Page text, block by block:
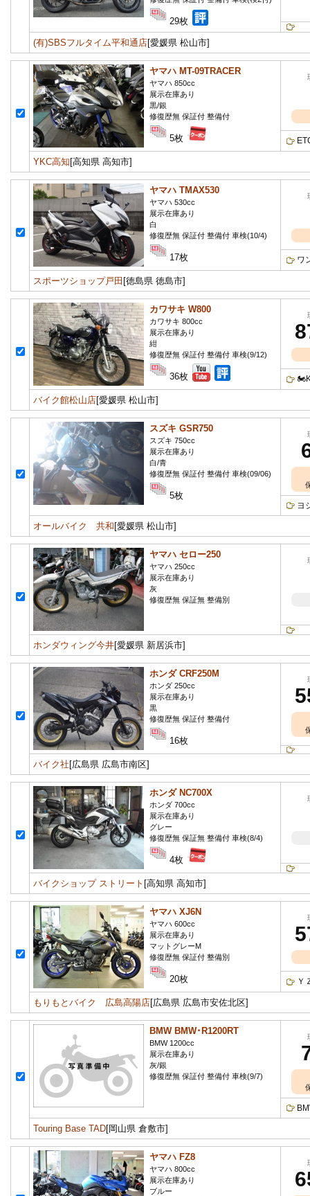
29枚
(有)SBSフルタイム平和通店[愛媛県 松山市]
ヤマハ MT-09TRACER
ヤマハ 850cc
展示在庫あり
黒/銀
修復歴無 保証付 整備付
5枚
YKC高知 [高知県 高知市]
ヤマハ TMAX530
ヤマハ 530cc
展示在庫あり
白
修復歴無 保証付 整備付 車検(10/4)
17枚 ワ
スポーツショップ戸田 [徳島県 徳島市]
カワサキ W800
カワサキ 800cc
展示在庫あり
紺
修復歴無 保証付 整備付 車検(9/12)
36枚
バイク館松山店[愛媛県 松山市]
スズキ GSR750
スズキ 750cc
展示在庫あり
白/青
修復歴無 保証付 整備付 車検(09/06)
5枚
ヨ
オールバイク 共和 [愛媛県 松山市]
ヤマハ セロー250
ヤマハ 250cc
展示在庫あり
灰
修復歴無 保証無 整備別
ホンダウィング今井[愛媛県 新居浜市]
ホンダ CRF250M
ホンダ 250cc
展示在庫あり
黒
修復歴無 保証付 整備付
16枚
バイク社 [広島県 広島市南区]
ホンダ NC700X
ホンダ 700cc
展示在庫あり
グレー
修復歴無 保証無 整備付 車検(8/4)
4枚
バイクショップ ストリート [高知県 高知市]
ヤマハ XJ6N
ヤマハ 600cc
展示在庫あり
マットグレーM
修復歴無 保証付 整備別
20枚 Ｙ
もりもとバイク 広島高陽店[広島県 広島市安佐北区]
BMW BMW･R1200RT
BMW 1200cc
展示在庫あり
灰/銀
修復歴無 保証付 整備付 車検(9/7)
Touring Base TAD[岡山県 倉敷市]
ヤマハ FZ8
ヤマハ 800cc
展示在庫あり
ブルー